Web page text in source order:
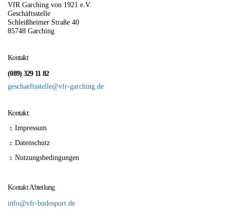
VfR Garching von 1921 e.V.
Geschäftsstelle
Schleißheimer Straße 40
85748 Garching
Kontakt
(089) 329 11 82
geschaeftsstelle@vfr-garching.de
Kontakt:
Impressum
Datenschutz
Nutzungsbedingungen
Kontakt Abteilung
info@vfr-budosport.de